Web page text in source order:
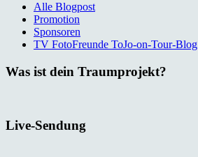
Alle Blogpost
Promotion
Sponsoren
TV FotoFreunde ToJo-on-Tour-Blog
Was ist dein Traumprojekt?
Live-Sendung